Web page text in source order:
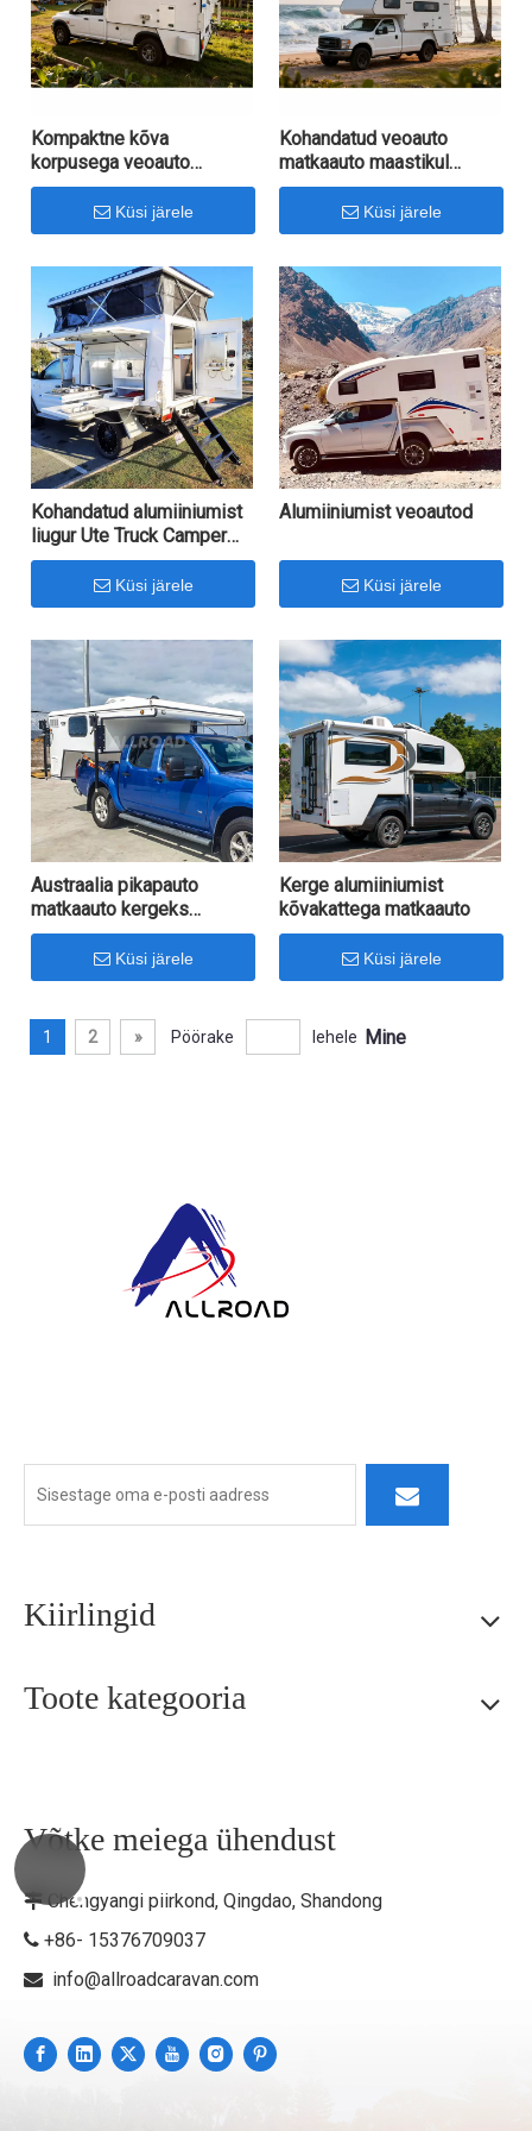
Kompaktne kõva
korpusega veoauto
maapealseks
kasutamiseksKüsi järele
Kohandatud veoauto
matkaauto maastikul
seiklusteks
Küsi järele
Kohandatud alumiiniumist
liugur Ute Truck Camper
Austraalia standardile
Küsi järele
Alumiiniumist veoautod
Küsi järele
Austraalia pikapauto
matkaauto kergeks
telkimiseks
Küsi järele
Kerge alumiiniumist
kõvakattega matkaauto
Küsi järele
1 2 » Pöörake lehele Mine
Kiirlingid
Toote kategooria
Võtke meiega ühendust
Chengyangi piirkond, Qingdao, Shandong
 +86- 15376709037
 info@allroadcaravan.com